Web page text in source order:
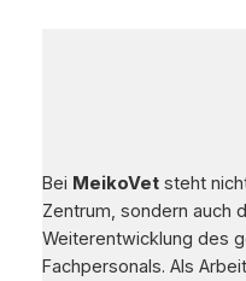
Bei MeikoVetsteht
Zentrum, sondern auch
Weiterentwicklung des
Fachpersonals. Als